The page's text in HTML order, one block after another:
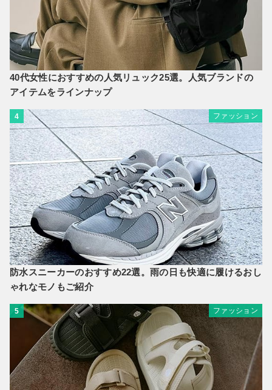
40代女性におすすめの人気リュック25選。人気ブランドの
アイテムをラインナップ
4 ファッション
防水スニーカーのおすすめ22選。雨の日も快適に履けるおし
ゃれなモノもご紹介
5 ファッション